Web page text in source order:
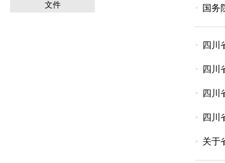
文件
国务
四川
四川
四川
四川
关于